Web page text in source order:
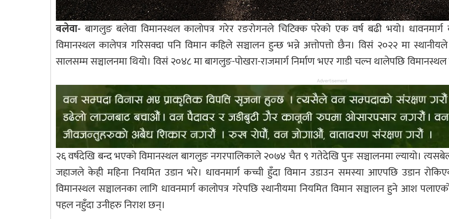
बलेवा- बागलुङ बलेवा विमानस्थल कालोपत्र गरेर रङरोगनले चिटिक्क परेको एक वर्ष बढी भयो।
विमानस्थल कालेपत्र गरिसक्दा पनि विमान कहिले सञ्चालन हुन्छ भन्ने अत्तोपत्तो छैन। विसं २०२२ मा
सालसम्म सञ्चालनमा थियो। विसं २०४८ मा बागलुङ-पोखरा-राजमार्ग निर्माण भएर गाडी चल्न थालेपछि विमानस्थल
Advertisement
२६ वर्षदेखि बन्द भएको विमानस्थल बागलुङ नगरपालिकाले २०७४ चैत ९ गतेदेखि पुनः सञ्चालनमा ल्यायो।
जहाजले केही महिना नियमित उडान भरे। धावनमार्ग कच्ची हुँदा विमान उडाउन समस्या आएपछि उडान
विमानस्थल सञ्चालनका लागि धावनमार्ग कालोपत्र गरेपछि स्थानीयमा नियमित विमान सञ्चालन हुने आश
पहल नहुँदा उनीहरु निराश छन्।